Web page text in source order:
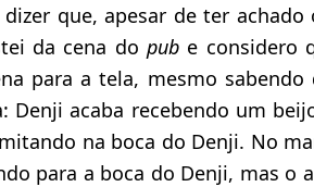
dizer que, apesar de ter
da cena do pub e considero
para a tela, mesmo
Denji acaba recebendo um
na boca do Denji. No
para a boca do Denji, mas o